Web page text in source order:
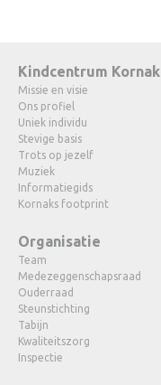
Kindcentrum Kornak
Missie en visie
Ons profiel
Uniek individu
Stevige basis
Trots op jezelf
Muziek
Informatiegids
Kornaks footprint
Organisatie
Team
Medezeggenschapsraad
Ouderraad
Steunstichting
Tabijn
Kwaliteitszorg
Inspectie